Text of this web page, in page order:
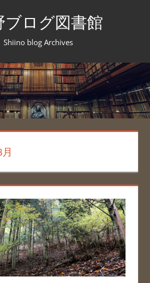
ブログ図書館
Shiino blog Archives